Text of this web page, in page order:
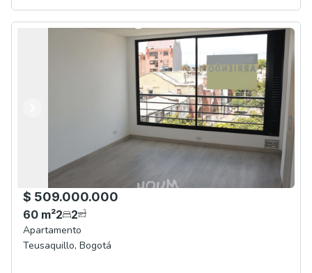
$ 509.000.000
60 m²2 2
Apartamento
Teusaquillo, Bogotá